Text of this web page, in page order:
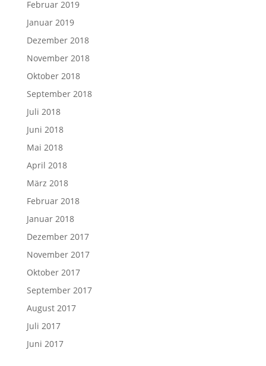
Februar 2019
Januar 2019
Dezember 2018
November 2018
Oktober 2018
September 2018
Juli 2018
Juni 2018
Mai 2018
April 2018
März 2018
Februar 2018
Januar 2018
Dezember 2017
November 2017
Oktober 2017
September 2017
August 2017
Juli 2017
Juni 2017